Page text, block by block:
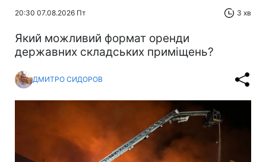
20:30 07.08.2026 Пт 3 хв
Який можливий формат оренди
державних складських приміщень?
ДМИТРО СИДОРОВ